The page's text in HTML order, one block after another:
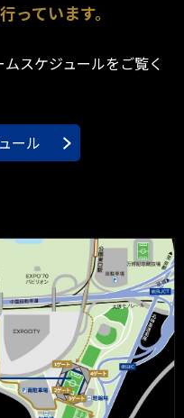
っています。
スケジュールをご覧く
ール